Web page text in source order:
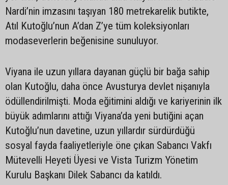
Nardi’nin imzasını taşıyan 180 metrekarelik butikte,
Atıl Kutoğlu’nun A’dan Z’ye tüm koleksiyonları
modaseverlerin beğenisine sunuluyor.
Viyana ile uzun yıllara dayanan güçlü bir bağa sahip
olan Kutoğlu, daha önce Avusturya devlet nişanıyla
ödüllendirilmişti. Moda eğitimini aldığı ve kariyerinin ilk
büyük adımlarını attığı Viyana’da yeni butiğini açan
Kutoğlu’nun davetine, uzun yıllardır sürdürdüğü
sosyal fayda faaliyetleriyle öne çıkan Sabancı Vakfı
Mütevelli Heyeti Üyesi ve Vista Turizm Yönetim
Kurulu Başkanı Dilek Sabancı da katıldı.